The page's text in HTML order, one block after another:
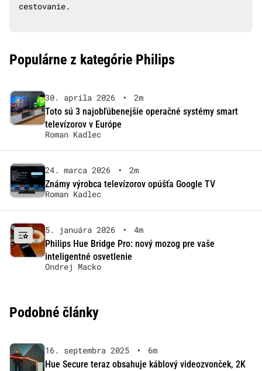
cestovanie.
Populárne z kategórie Philips
30. apríla 2026 •
2m
Toto sú 3 najobľúbenejšie operačné systémy smart
televízorov v Európe
Roman Kadlec
24. marca 2026 •
2m
Známy výrobca televízorov opúšťa Google TV
Roman Kadlec
5. januára 2026 •
4m
Philips Hue Bridge Pro: nový mozog pre vaše
inteligentné osvetlenie
Ondrej Macko
Podobné články
16. septembra 2025 •
6m
Hue Secure teraz obsahuje káblový videozvonček, 2K